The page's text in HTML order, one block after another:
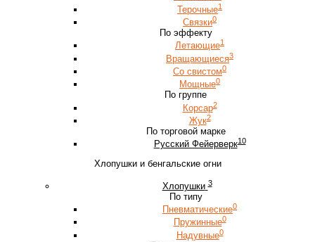
Терочные1
Связки0
По эффекту
Летающие1
Вращающиеся3
Со свистом0
Мощные0
По группе
Корсар2
Жук2
По торговой марке
Русский Фейерверк10
Хлопушки и бенгальские огни
Хлопушки 3
По типу
Пневматические0
Пружинные0
Надувные0